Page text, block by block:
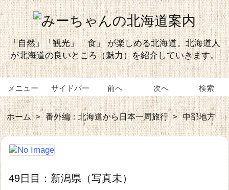
「自然」「観光」「食」 が楽しめる北海道。北海道人
が北海道の良いところ（魅力）を紹介していきます。
メニュー サイドバー 前へ 次へ 検索
ホーム > 番外編：北海道から日本一周旅行 > 中部地方
49日目：新潟県（写真未）